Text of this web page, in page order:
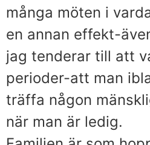
många möten i
en annan effekt-
jag tenderar till att
perioder-att man
träffa någon
när man är ledig.